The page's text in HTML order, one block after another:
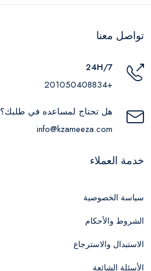
تواصل معنا
24H/7
+201050408834
هل تحتاج لمساعده في طلبك؟
info@kzameeza.com
خدمة العملاء
سياسة الخصوصية
الشروط والأحكام
الاستبدال والاسترجاع
الأسئلة الشائعة